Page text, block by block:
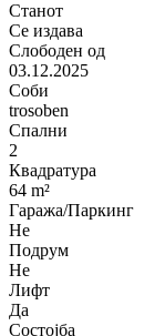
Станот
Се издава
Слободен од
03.12.2025
Соби
trosoben
Спални
2
Квадратура
64 m²
Гаража/Паркинг
Не
Подрум
Не
Лифт
Да
Состојба